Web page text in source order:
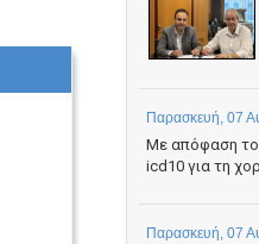
Παρασκευή, 07
Με απόφαση
icd10 για τη
Παρασκευή, 07